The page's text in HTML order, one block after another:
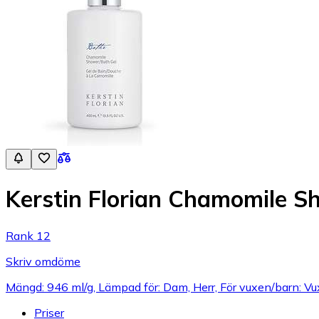
Kerstin Florian Chamomile
Rank 12
Skriv omdöme
Mängd: 946 ml/g, Lämpad för: Dam, Herr, För vuxen/barn:
Priser